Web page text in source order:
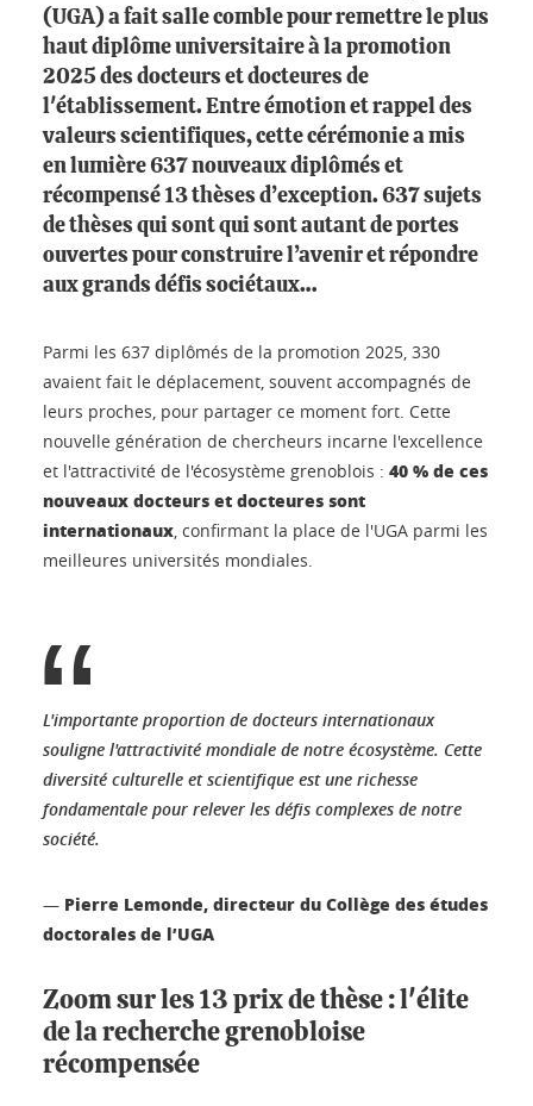
(UGA) a fait salle comble pour remettre le plus
haut diplôme universitaire à la promotion
2025 des docteurs et docteures de
l'établissement. Entre émotion et rappel des
valeurs scientifiques, cette cérémonie a mis
en lumière 637 nouveaux diplômés et
récompensé 13 thèses d’exception. 637 sujets
de thèses qui sont qui sont autant de portes
ouvertes pour construire l’avenir et répondre
aux grands défis sociétaux…
Parmi les 637 diplômés de la promotion 2025, 330
avaient fait le déplacement, souvent accompagnés de
leurs proches, pour partager ce moment fort. Cette
nouvelle génération de chercheurs incarne l'excellence
et l'attractivité de l'écosystème grenoblois : 40 % de ces
nouveaux docteurs et docteures sont
internationaux , confirmant la place de l'UGA parmi les
meilleures universités mondiales.
L'importante proportion de docteurs internationaux
souligne l'attractivité mondiale de notre écosystème. Cette
diversité culturelle et scientifique est une richesse
fondamentale pour relever les défis complexes de notre
société.
— Pierre Lemonde, directeur du Collège des études
doctorales de l’UGA
Zoom sur les 13 prix de thèse : l'élite
de la recherche grenobloise
récompensée